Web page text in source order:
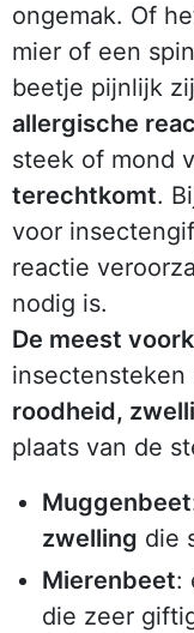
ongemak. Of
mier of een
beetje pijnlijk
allergische
steek of mond
terechtkomt.
voor
reactie
nodig is.
De meest
roodheid,
plaats van de
Muggenbeet
zwelling die
Mierenbeet:
die zeer